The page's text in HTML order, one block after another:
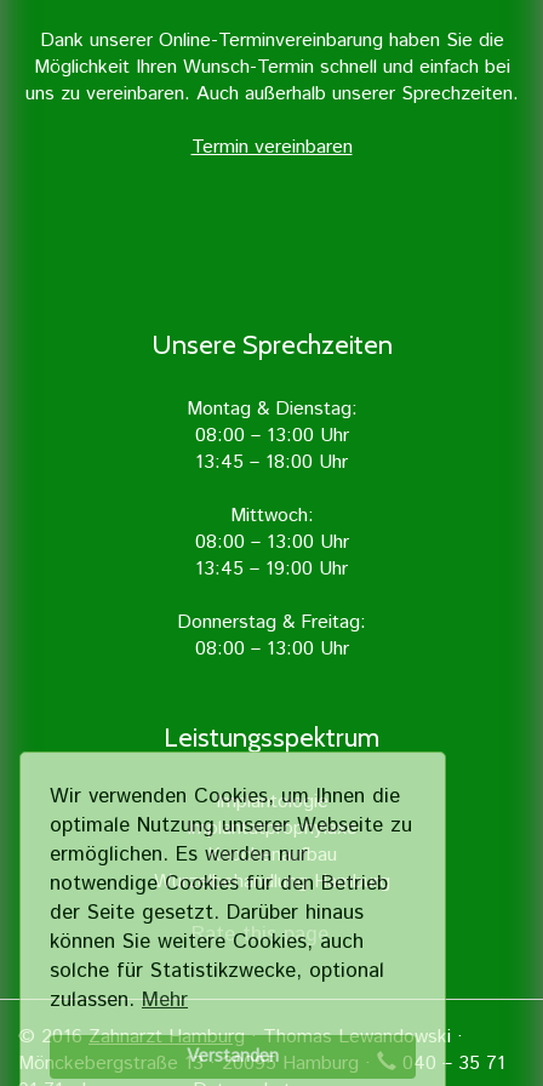
Wir verwenden Cookies, um Ihnen die
optimale Nutzung unserer Webseite zu
ermöglichen. Es werden nur
notwendige Cookies für den Betrieb
der Seite gesetzt. Darüber hinaus
können Sie weitere Cookies, auch
solche für Statistik­zwecke, optional
zulassen.Mehr
Verstanden
Dank unserer Online-Terminvereinbarung haben Sie die
Möglichkeit Ihren Wunsch-Termin schnell und einfach bei
uns zu vereinbaren. Auch außerhalb unserer Sprechzeiten.
Termin vereinbaren
Unsere Sprechzeiten
Montag & Dienstag:
08:00 – 13:00 Uhr
13:45 – 18:00 Uhr
Mittwoch:
08:00 – 13:00 Uhr
13:45 – 19:00 Uhr
Donnerstag & Freitag:
08:00 – 13:00 Uhr
Leistungsspektrum
Implantologie
Implantatprophylaxe
Knochenaufbau
Wurzelbehandlung Hamburg
Rate this page
© 2016Zahnarzt Hamburg· Thomas Lewandowski ·
Mönckebergstraße 13 · 20095 Hamburg ·
040 – 35 71